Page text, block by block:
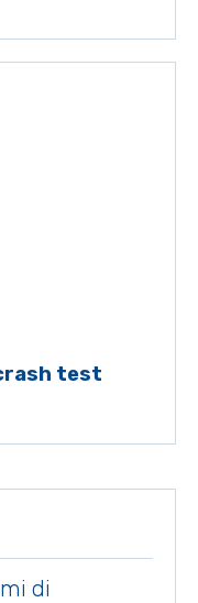
di
test